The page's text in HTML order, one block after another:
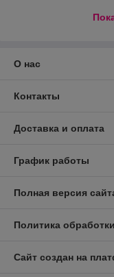
О нас
Контакты
Доставка и оплата
График работы
Полная версия
Политика
Сайт создан на